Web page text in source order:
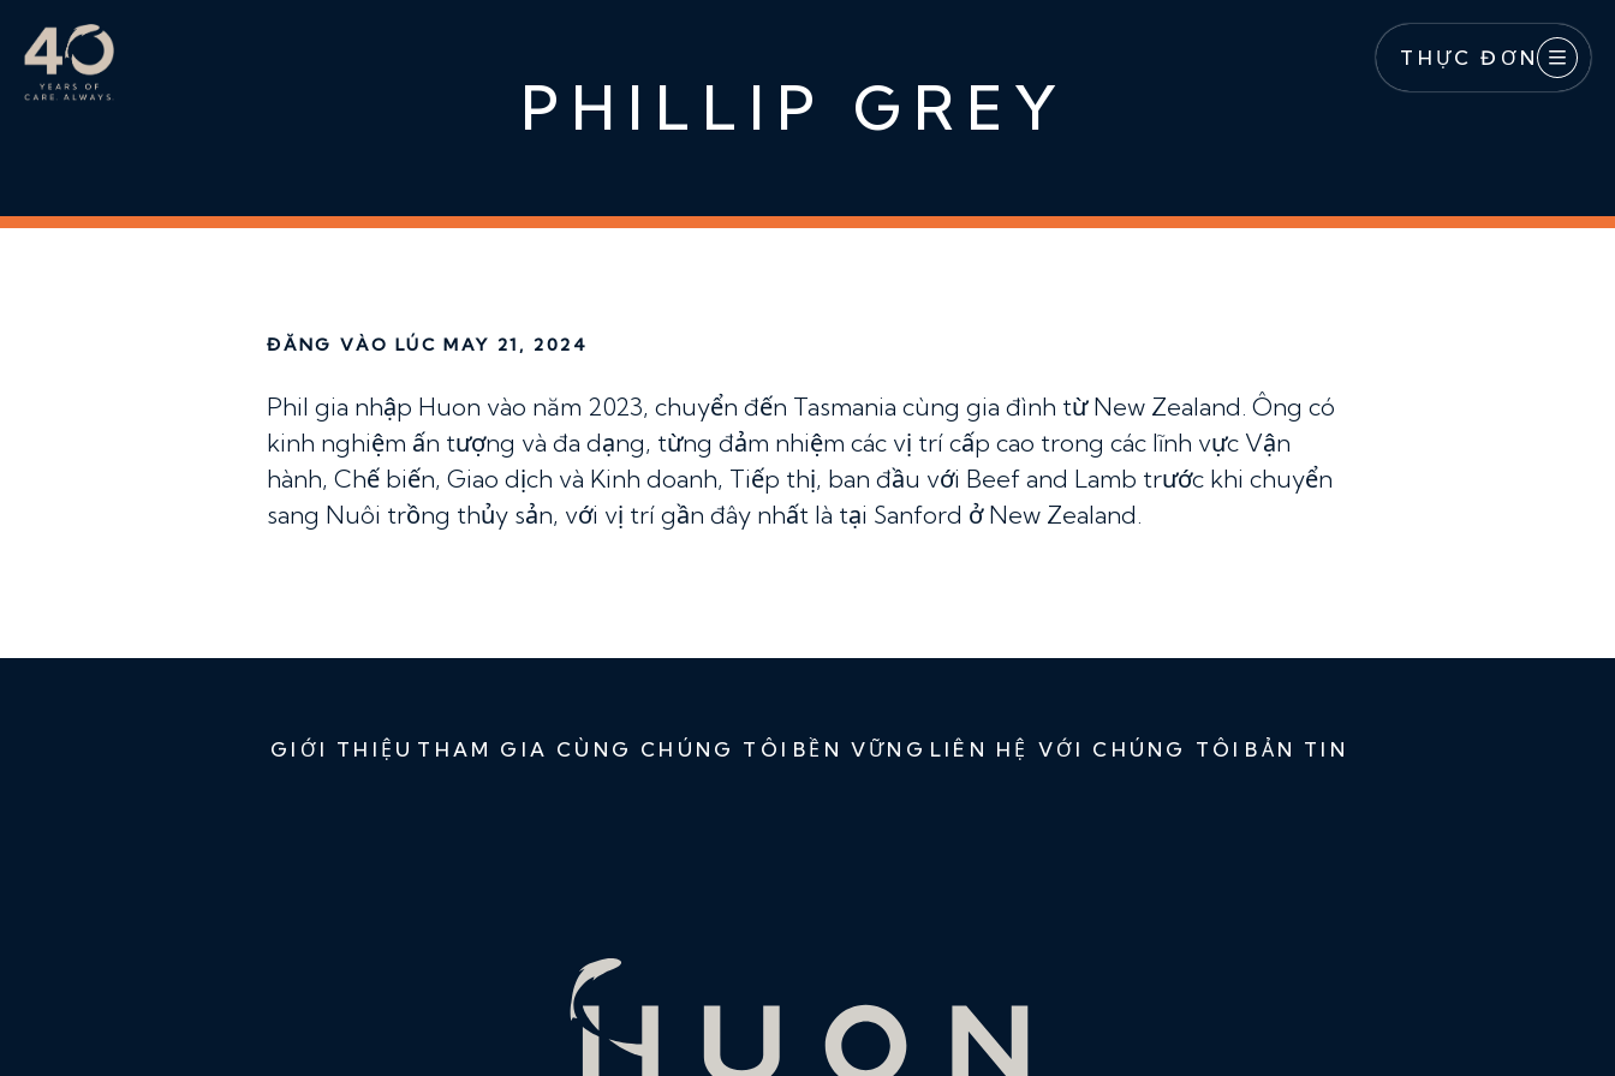
Bỏ qua nội dung chính
THỰC ĐƠN
PHILLIP GREY
ĐĂNG VÀO LÚC MAY 21, 2024
Phil gia nhập Huon vào năm 2023, chuyển đến Tasmania cùng gia đình từ New Zealand. Ông có
kinh nghiệm ấn tượng và đa dạng, từng đảm nhiệm các vị trí cấp cao trong các lĩnh vực Vận
hành, Chế biến, Giao dịch và Kinh doanh, Tiếp thị, ban đầu với Beef and Lamb trước khi chuyển
sang Nuôi trồng thủy sản, với vị trí gần đây nhất là tại Sanford ở New Zealand.
GIỚI THIỆU THAM GIA CÙNG CHÚNG TÔI BỀN VỮNG LIÊN HỆ VỚI CHÚNG TÔI BẢN TIN